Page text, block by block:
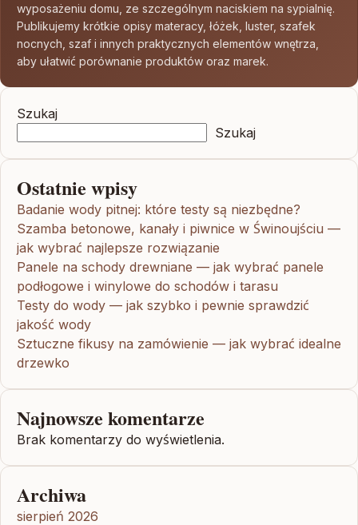
wyposażeniu domu, ze szczególnym naciskiem na sypialnię.
Publikujemy krótkie opisy materacy, łóżek, luster, szafek
nocnych, szaf i innych praktycznych elementów wnętrza,
aby ułatwić porównanie produktów oraz marek.
Szukaj
Szukaj
Ostatnie wpisy
Badanie wody pitnej: które testy są niezbędne?
Szamba betonowe, kanały i piwnice w Świnoujściu —
jak wybrać najlepsze rozwiązanie
Panele na schody drewniane — jak wybrać panele
podłogowe i winylowe do schodów i tarasu
Testy do wody — jak szybko i pewnie sprawdzić
jakość wody
Sztuczne fikusy na zamówienie — jak wybrać idealne
drzewko
Najnowsze komentarze
Brak komentarzy do wyświetlenia.
Archiwa
sierpień 2026